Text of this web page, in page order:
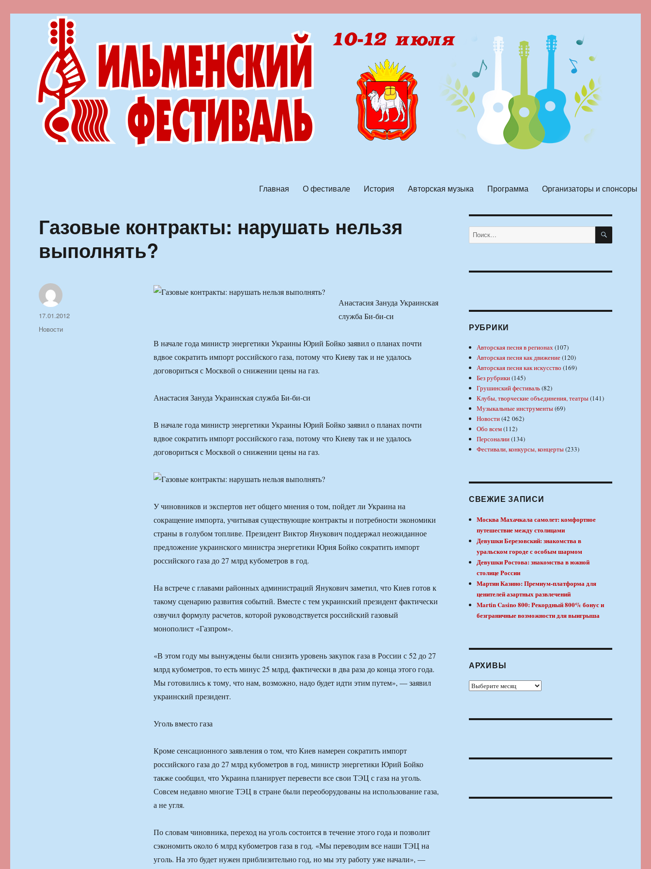
Главная О фестивале История Авторская музыка Программа Организаторы и спонсоры
Газовые контракты: нарушать нельзя
выполнять?
Анастасия Зануда Украинская
служба Би-би-си
В начале года министр энергетики Украины Юрий Бойко заявил о планах почти
вдвое сократить импорт российского газа, потому что Киеву так и не удалось
договориться с Москвой о снижении цены на газ.
Анастасия Зануда Украинская служба Би-би-си
В начале года министр энергетики Украины Юрий Бойко заявил о планах почти
вдвое сократить импорт российского газа, потому что Киеву так и не удалось
договориться с Москвой о снижении цены на газ.
У чиновников и экспертов нет общего мнения о том, пойдет ли Украина на
сокращение импорта, учитывая существующие контракты и потребности экономики
страны в голубом топливе. Президент Виктор Янукович поддержал неожиданное
предложение украинского министра энергетики Юрия Бойко сократить импорт
российского газа до 27 млрд кубометров в год.
На встрече с главами районных администраций Янукович заметил, что Киев готов к
такому сценарию развития событий. Вместе с тем украинский президент фактически
озвучил формулу расчетов, которой руководствуется российский газовый
монополист «Газпром».
«В этом году мы вынуждены были снизить уровень закупок газа в России с 52 до 27
млрд кубометров, то есть минус 25 млрд, фактически в два раза до конца этого года.
Мы готовились к тому, что нам, возможно, надо будет идти этим путем», — заявил
украинский президент.
Уголь вместо газа
Кроме сенсационного заявления о том, что Киев намерен сократить импорт
российского газа до 27 млрд кубометров в год, министр энергетики Юрий Бойко
также сообщил, что Украина планирует перевести все свои ТЭЦ с газа на уголь.
Совсем недавно многие ТЭЦ в стране были переоборудованы на использование газа,
а не угля.
По словам чиновника, переход на уголь состоится в течение этого года и позволит
сэкономить около 6 млрд кубометров газа в год. «Мы переводим все наши ТЭЦ на
уголь. На это будет нужен приблизительно год, но мы эту работу уже начали», —
Автор
Опубликовано
17.01.2012
Рубрики
Новости
Искать: ПОИСК
РУБРИКИ
Авторская песня в регионах(107)
Авторская песня как движение(120)
Авторская песня как искусство (169)
Без рубрики(145)
Грушинский фестиваль(82)
Клубы, творческие объединения, театры(141)
Музыкальные инструменты(69)
Новости(42 062)
Обо всем(112)
Персоналии(134)
Фестивали, конкурсы, концерты(233)
СВЕЖИЕ ЗАПИСИ
Москва Махачкала самолет: комфортное
путешествие между столицами
Девушки Березовский: знакомства в
уральском городе с особым шармом
Девушки Ростова: знакомства в южной
столице России
Мартин Казино: Премиум-платформа для
ценителей азартных развлечений
Martin Casino 800: Рекордный 800% бонус и
безграничные возможности для выигрыша
АРХИВЫ
Архивы